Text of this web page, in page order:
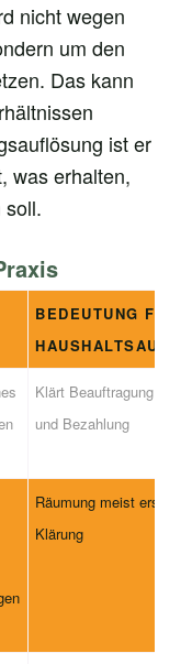
nicht wegen
um den
Das kann
ist er
was erhalten,
BEDEUTUNG FÜR
Klärt Beauftragung,
und Bezahlung
Räumung meist erst
Klärung